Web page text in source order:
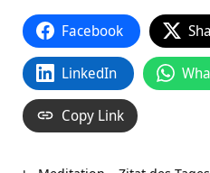
Facebook
LinkedIn
Copy Link